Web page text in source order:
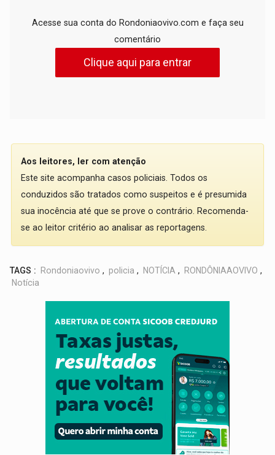
Acesse sua conta do Rondoniaovivo.com e faça seu
comentário
Clique aqui para entrar
Aos leitores, ler com atenção
Este site acompanha casos policiais. Todos os
conduzidos são tratados como suspeitos e é presumida
sua inocência até que se prove o contrário. Recomenda-
se ao leitor critério ao analisar as reportagens.
TAGS : Rondoniaovivo , policia , NOTÍCIA , RONDÔNIAAOVIVO ,
Notícia